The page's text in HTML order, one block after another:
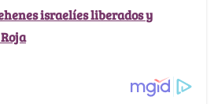
israelíes liberados y